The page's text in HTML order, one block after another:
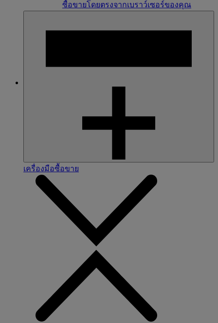
ซื้อขายโดยตรงจากเบราว์เซอร์ของคุณ
เครื่องมือซื้อขาย